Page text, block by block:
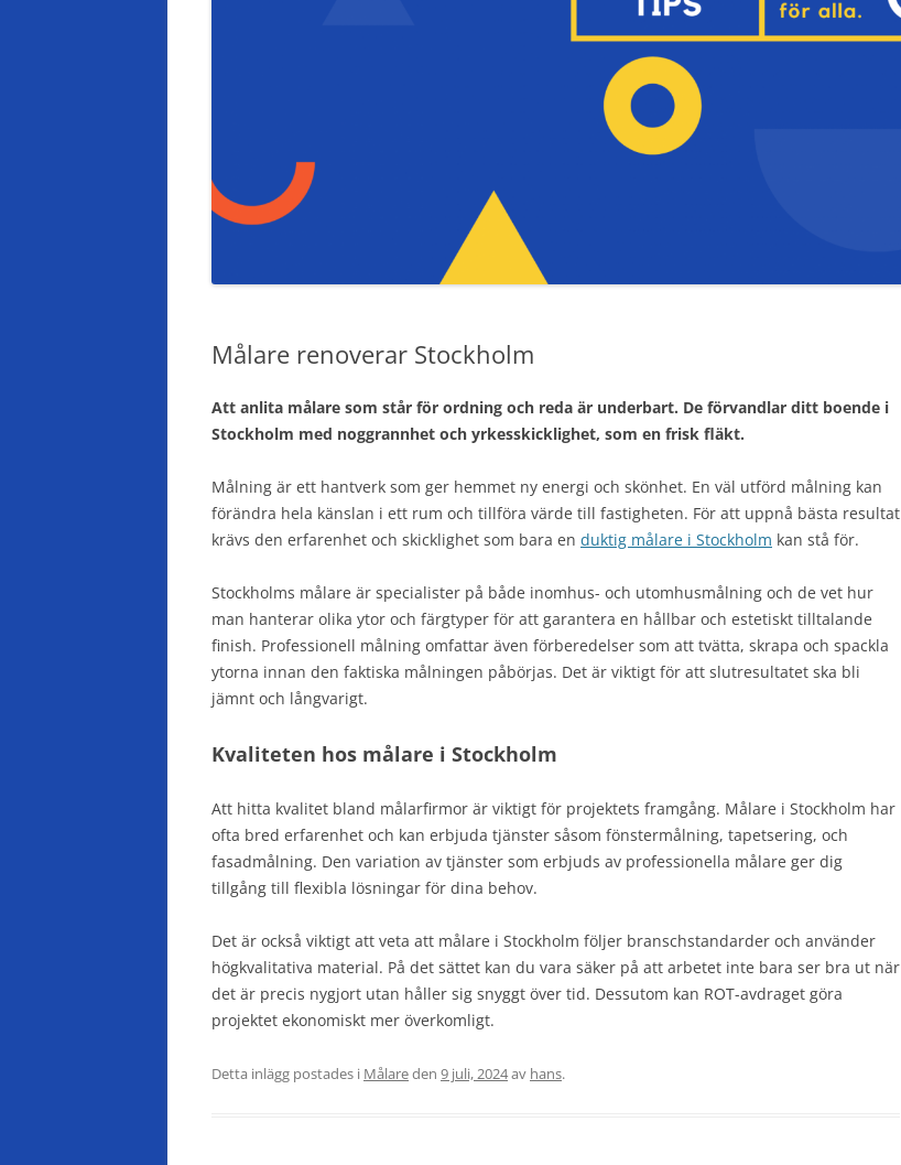
Målare renoverar Stockholm
Att anlita målare som står för ordning och reda är underbart. De förvandlar ditt boende i
Stockholm med noggrannhet och yrkesskicklighet, som en frisk fläkt.
Målning är ett hantverk som ger hemmet ny energi och skönhet. En väl utförd målning kan
förändra hela känslan i ett rum och tillföra värde till fastigheten. För att uppnå bästa resultat
krävs den erfarenhet och skicklighet som bara en duktig målare i Stockholm kan stå för.
Stockholms målare är specialister på både inomhus- och utomhusmålning och de vet hur
man hanterar olika ytor och färgtyper för att garantera en hållbar och estetiskt tilltalande
finish. Professionell målning omfattar även förberedelser som att tvätta, skrapa och spackla
ytorna innan den faktiska målningen påbörjas. Det är viktigt för att slutresultatet ska bli
jämnt och långvarigt.
Kvaliteten hos målare i Stockholm
Att hitta kvalitet bland målarfirmor är viktigt för projektets framgång. Målare i Stockholm har
ofta bred erfarenhet och kan erbjuda tjänster såsom fönstermålning, tapetsering, och
fasadmålning. Den variation av tjänster som erbjuds av professionella målare ger dig
tillgång till flexibla lösningar för dina behov.
Det är också viktigt att veta att målare i Stockholm följer branschstandarder och använder
högkvalitativa material. På det sättet kan du vara säker på att arbetet inte bara ser bra ut när
det är precis nygjort utan håller sig snyggt över tid. Dessutom kan ROT-avdraget göra
projektet ekonomiskt mer överkomligt.
Detta inlägg postades i Målareden 9 juli, 2024av hans.